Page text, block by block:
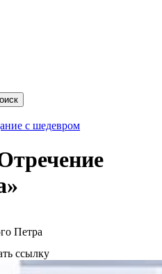
с шедевром
Петра